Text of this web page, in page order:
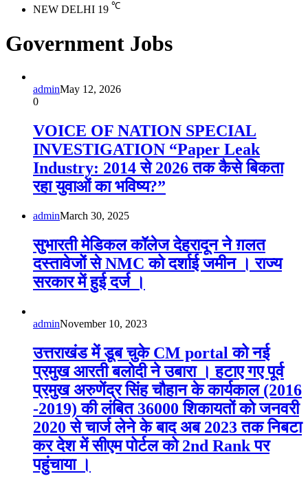
NEW DELHI 19 ℃
Government Jobs
adminMay 12, 2026
0
VOICE OF NATION SPECIAL
INVESTIGATION “Paper Leak
Industry: 2014 से 2026 तक कैसे बिकता
रहा युवाओं का भविष्य?”
adminMarch 30, 2025
सुभारती मेडिकल कॉलेज देहरादून ने ग़लत
दस्तावेजों से NMC को दर्शाई जमीन । राज्य
सरकार में हुई दर्ज ।
adminNovember 10, 2023
उत्तराखंड में डूब चुके CM portal को नई
प्रमुख आरती बलोदी ने उबारा । हटाए गए पूर्व
प्रमुख अरुणेंद्र सिंह चौहान के कार्यकाल (2016
-2019) की लंबित 36000 शिकायतों को जनवरी
2020 से चार्ज लेने के बाद अब 2023 तक निबटा
कर देश में सीएम पोर्टल को 2nd Rank पर
पहुंचाया ।